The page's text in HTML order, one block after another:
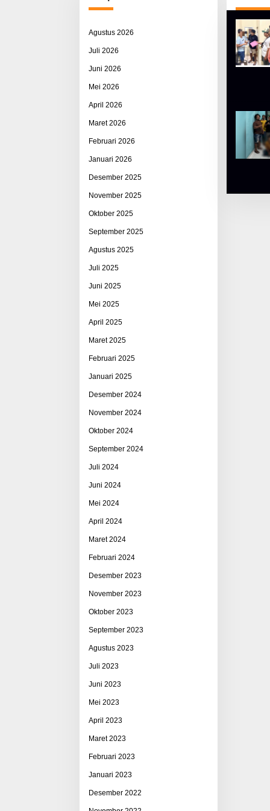
Agustus 2026
Juli 2026
Juni 2026
Mei 2026
April 2026
Maret 2026
Februari 2026
Januari 2026
Desember 2025
November 2025
Oktober 2025
September 2025
Agustus 2025
Juli 2025
Juni 2025
Mei 2025
April 2025
Maret 2025
Februari 2025
Januari 2025
Desember 2024
November 2024
Oktober 2024
September 2024
Juli 2024
Juni 2024
Mei 2024
April 2024
Maret 2024
Februari 2024
Desember 2023
November 2023
Oktober 2023
September 2023
Agustus 2023
Juli 2023
Juni 2023
Mei 2023
April 2023
Maret 2023
Februari 2023
Januari 2023
Desember 2022